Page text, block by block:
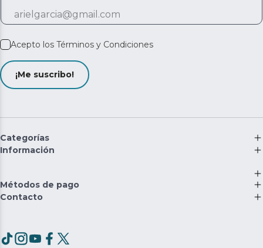
Acepto los Términos y Condiciones
¡Me suscribo!
Categorías
Información
Métodos de pago
Contacto